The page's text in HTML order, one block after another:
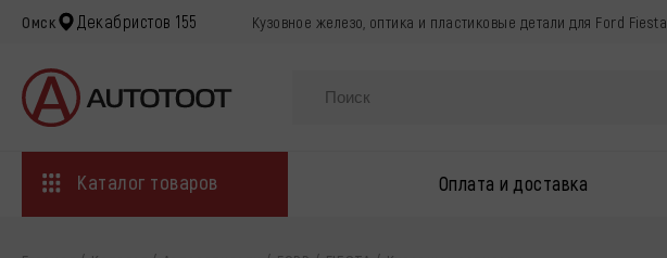
Омск Декабристов 155 Кузовное железо, оптика и пластиковые детали для Ford Fiesta
Каталог товаров Оплата и доставка